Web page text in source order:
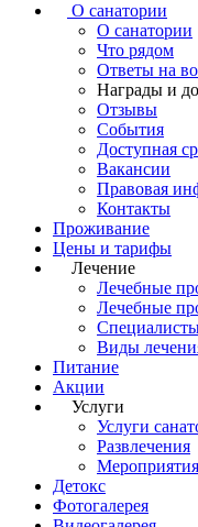
О санатории
О санатории
Что рядом
Ответы на
Награды и
Отзывы
События
Доступная
Вакансии
Правовая
Контакты
Проживание
Цены и тарифы
Лечение
Лечебные
Лечебные
Виды
Питание
Акции
Услуги
Услуги
Развлечения
Мероприятия
Детокс
Фотогалерея